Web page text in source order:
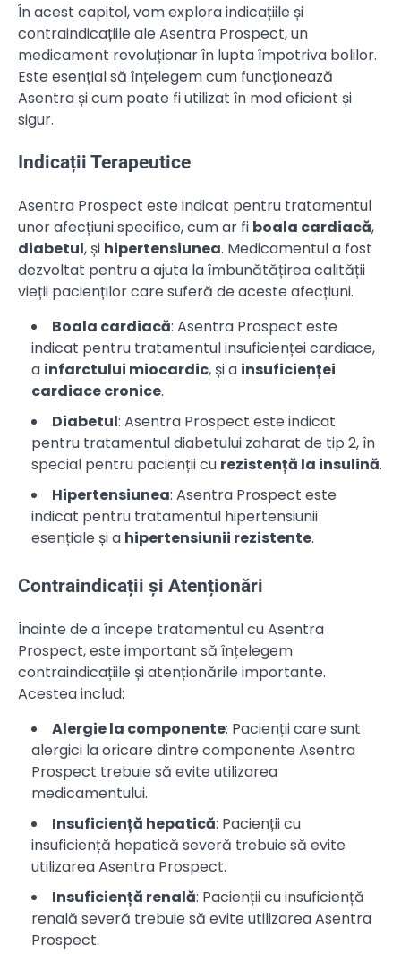
În acest capitol, vom explora indicațiile și
contraindicațiile ale Asentra Prospect, un
medicament revoluționar în lupta împotriva bolilor.
Este esențial să înțelegem cum funcționează
Asentra și cum poate fi utilizat în mod eficient și
sigur.
Indicații Terapeutice
Asentra Prospect este indicat pentru tratamentul
unor afecțiuni specifice, cum ar fi boala cardiacă,
diabetul, și hipertensiunea. Medicamentul a fost
dezvoltat pentru a ajuta la îmbunătățirea calității
vieții pacienților care suferă de aceste afecțiuni.
Boala cardiacă: Asentra Prospect este
indicat pentru tratamentul insuficienței cardiace,
a infarctului miocardic, și a insuficienței
cardiace cronice.
Diabetul: Asentra Prospect este indicat
pentru tratamentul diabetului zaharat de tip 2, în
special pentru pacienții cu rezistență la insulină.
Hipertensiunea: Asentra Prospect este
indicat pentru tratamentul hipertensiunii
esențiale și a hipertensiunii rezistente.
Contraindicații și Atenționări
Înainte de a începe tratamentul cu Asentra
Prospect, este important să înțelegem
contraindicațiile și atenționările importante.
Acestea includ:
Alergie la componente: Pacienții care sunt
alergici la oricare dintre componente Asentra
Prospect trebuie să evite utilizarea
medicamentului.
Insuficiență hepatică: Pacienții cu
insuficiență hepatică severă trebuie să evite
utilizarea Asentra Prospect.
Insuficiență renală: Pacienții cu insuficiență
renală severă trebuie să evite utilizarea Asentra
Prospect.